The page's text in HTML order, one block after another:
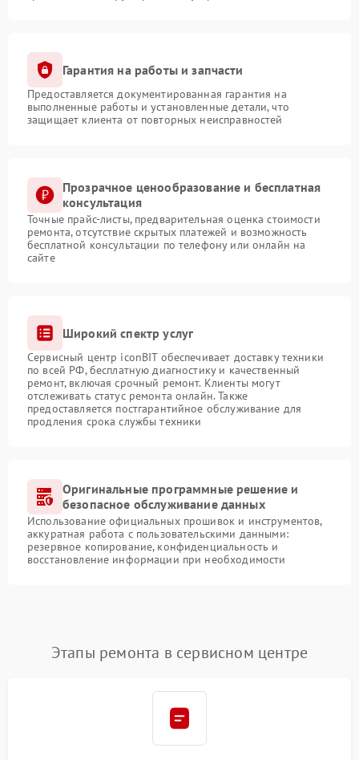
Гарантия на работы и запчасти
Предоставляется документированная гарантия на
выполненные работы и установленные детали, что
защищает клиента от повторных неисправностей
Прозрачное ценообразование и бесплатная
консультация
Точные прайс-листы, предварительная оценка стоимости
ремонта, отсутствие скрытых платежей и возможность
бесплатной консультации по телефону или онлайн на
сайте
Широкий спектр услуг
Сервисный центр iconBIT обеспечивает доставку техники
по всей РФ, бесплатную диагностику и качественный
ремонт, включая срочный ремонт. Клиенты могут
отслеживать статус ремонта онлайн. Также
предоставляется постгарантийное обслуживание для
продления срока службы техники
Оригинальные программные решение и
безопасное обслуживание данных
Использование официальных прошивок и инструментов,
аккуратная работа с пользовательскими данными:
резервное копирование, конфиденциальность и
восстановление информации при необходимости
Этапы ремонта в сервисном центре